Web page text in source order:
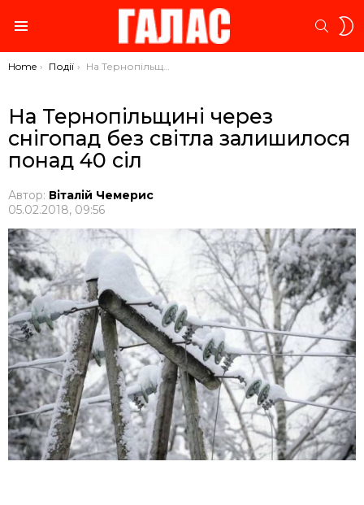
You are here:
Home Події На Тернопільщині через снігопад без світла залишилося понад 40 сіл
На Тернопільщині через
снігопад без світла залишилося
понад 40 сіл
Автор: Віталій Чемерис
05.02.2018, 09:56